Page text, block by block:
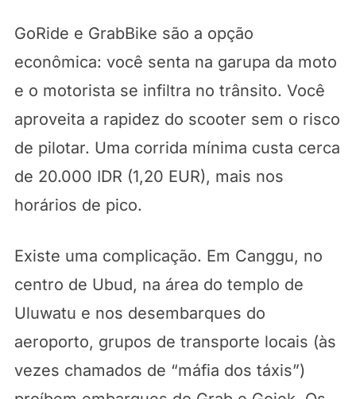
GoRide e GrabBike são a opção
econômica: você senta na garupa da moto
e o motorista se infiltra no trânsito. Você
aproveita a rapidez do scooter sem o risco
de pilotar. Uma corrida mínima custa cerca
de 20.000 IDR (1,20 EUR), mais nos
horários de pico.
Existe uma complicação. Em Canggu, no
centro de Ubud, na área do templo de
Uluwatu e nos desembarques do
aeroporto, grupos de transporte locais (às
vezes chamados de “máfia dos táxis”)